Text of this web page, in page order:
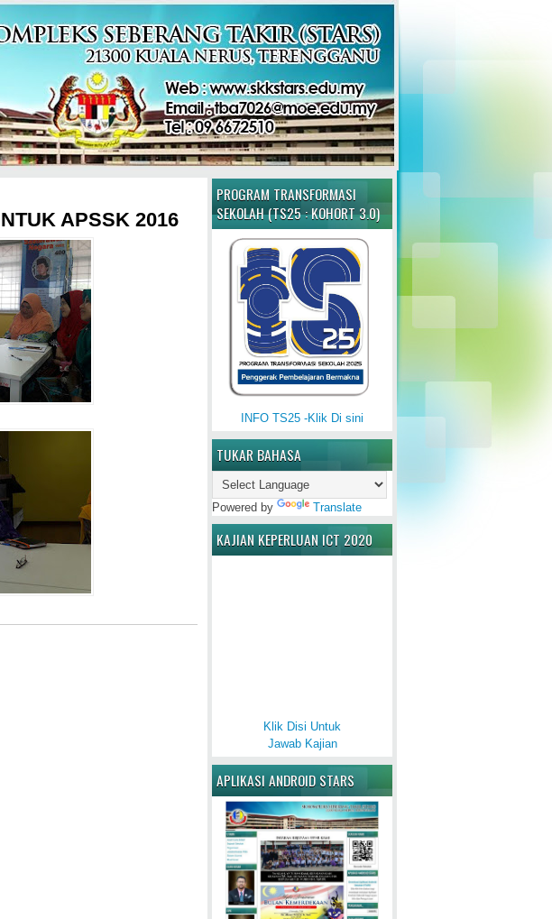
PROGRAM TRANSFORMASI
SEKOLAH (TS25 : KOHORT 3.0)
INFO TS25 -Klik Di sini
TUKAR BAHASA
Powered by Translate
KAJIAN KEPERLUAN ICT 2020
Klik Disi Untuk
Jawab Kajian
APLIKASI ANDROID STARS
APSSK 2016